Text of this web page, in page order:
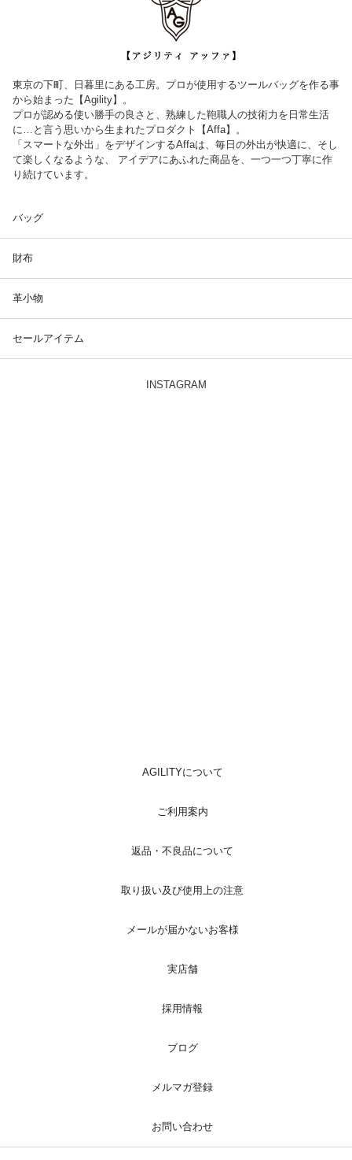
東京の下町、日暮里にある工房。プロが使用するツールバッグを作る事
から始まった【Agility】。
プロが認める使い勝手の良さと、熟練した鞄職人の技術力を日常生活
に…と言う思いから生まれたプロダクト【Affa】。
「スマートな外出」をデザインするAffaは、毎日の外出が快適に、そし
て楽しくなるような、 アイデアにあふれた商品を、一つ一つ丁寧に作
り続けています。
バッグ
財布
革小物
セールアイテム
INSTAGRAM
AGILITYについて
ご利用案内
返品・不良品について
取り扱い及び使用上の注意
メールが届かないお客様
実店舗
採用情報
ブログ
メルマガ登録
お問い合わせ